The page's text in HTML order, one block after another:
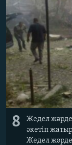
8
Жедел
әкетіп
Жедел